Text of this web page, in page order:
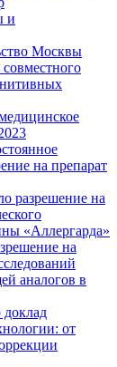
и
Москвы
на препарат
на
«Аллергарда»
на
аналогов в
от